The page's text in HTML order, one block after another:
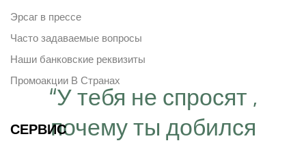
“У тебя не спросят ,
почему ты добился
Эрсаг в прессе
Часто задаваемые вопросы
Наши банковские реквизиты
Промоакции В Странах
СЕРВИС